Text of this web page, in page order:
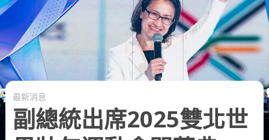
最新消息
副總統出席2025雙北世